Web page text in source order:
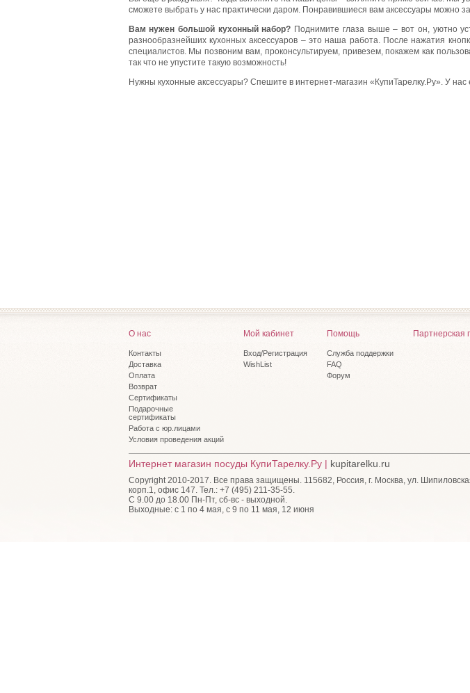
сможете выбрать у нас практически даром. Понравившиеся вам аксессуары можно
Вам нужен большой кухонный набор? Поднимите глаза выше – вот он, уютно
разнообразнейших кухонных аксессуаров – это наша работа. После нажатия
специалистов. Мы позвоним вам, проконсультируем, привезем, покажем как
так что не упустите такую возможность!
Нужны кухонные аксессуары? Спешите в интернет-магазин «КупиТарелку.Ру». У нас
О нас
Контакты
Доставка
Оплата
Возврат
Сертификаты
Подарочные
сертификаты
Работа с юр.лицами
Условия проведения акций
Мой кабинет
Вход/Регистрация
WishList
Помощь
Служба поддержки
FAQ
Форум
Партнерская
Интернет магазин посуды КупиТарелку.Ру | kupitarelku.ru
Copyright 2010-2017. Все права защищены. 115682, Россия, г. Москва, ул.
корп.1, офис 147. Тел.: +7 (495) 211-35-55.
С 9.00 до 18.00 Пн-Пт, сб-вс - выходной.
Выходные: с 1 по 4 мая, с 9 по 11 мая, 12 июня